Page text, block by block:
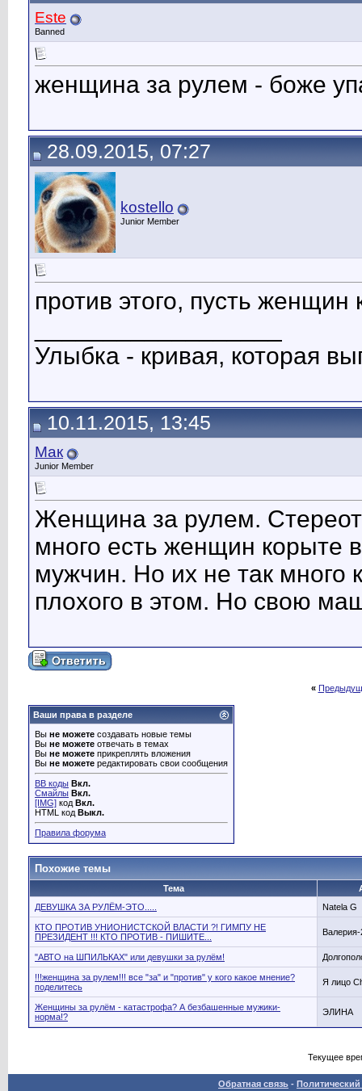
Este
Banned
женщина за рулем - боже
28.09.2015, 07:27
kostello
Junior Member
против этого, пусть
Улыбка - кривая, которая
10.11.2015, 13:45
Мак
Junior Member
Женщина за рулем.
много есть женщин корыте
мужчин. Но их не так много
плохого в этом. Но свою
«
Ваши права в разделе
Вы не можете создавать новые темы
Вы не можете отвечать в темах
Вы не можете прикреплять вложения
Вы не можете редактировать свои сообщения
BB коды Вкл.
Смайлы Вкл.
[IMG] код Вкл.
HTML код Выкл.
Правила форума
Похожие темы
Тема
ДЕВУШКА ЗА РУЛЁМ-ЭТО.....
Natela G
КТО ПРОТИВ УНИОНИСТСКОЙ ВЛАСТИ ?! ГИМПУ НЕ
ПРЕЗИДЕНТ !!! КТО ПРОТИВ - ПИШИТЕ...
Валерия-
"АВТО на ШПИЛЬКАХ" или девушки за рулём!
!!!женщина за рулем!!! все "за" и "против" у кого какое мнение?
поделитесь
Я лицо
Женщины за рулём - катастрофа? А безбашенные мужики-
норма!?
ЭЛИНА
Текущее
Обратная связь -